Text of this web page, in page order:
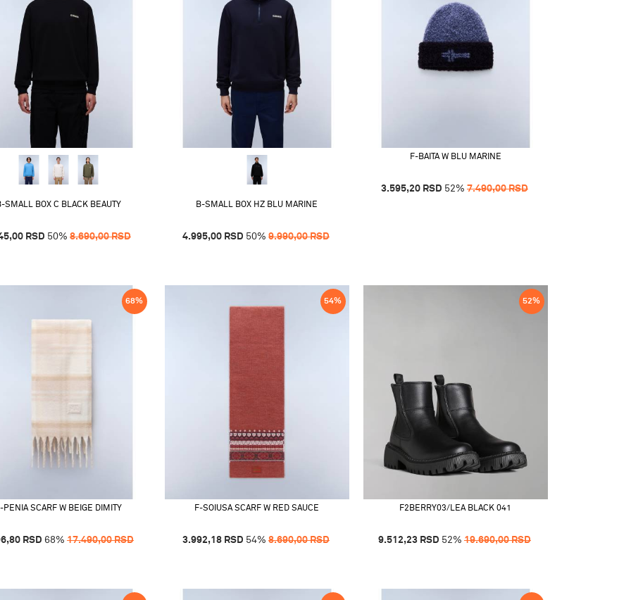
SMALL BOX C BLACK BEAUTY
RSD 50% 8.690,00RSD
B-SMALL BOX HZ BLU MARINE
4.995,00 RSD 50% 9.990,00RSD
F-BAITA W BLU MARINE
3.595,20 RSD 52% 7.490,00RSD
68%
PENIA SCARF W BEIGE DIMITY
RSD 68% 17.490,00RSD
54%
F-SOIUSA SCARF W RED SAUCE
3.992,18 RSD 54% 8.690,00RSD
52%
F2BERRY03/LEA BLACK 041
9.512,23 RSD 52% 19.690,00RSD